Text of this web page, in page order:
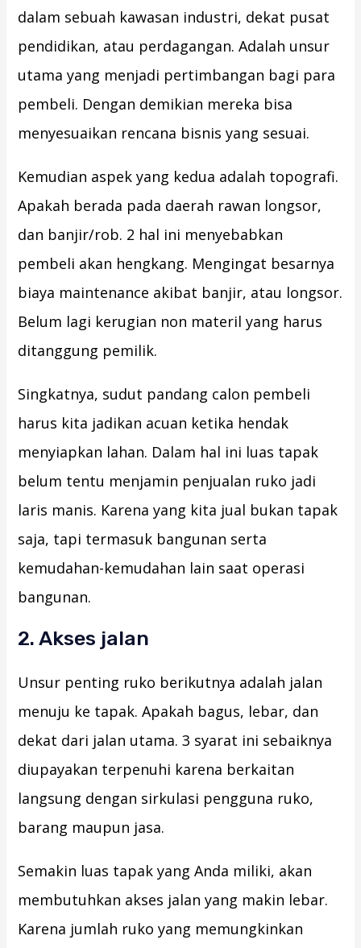
dalam sebuah kawasan industri, dekat pusat
pendidikan, atau perdagangan. Adalah unsur
utama yang menjadi pertimbangan bagi para
pembeli. Dengan demikian mereka bisa
menyesuaikan rencana bisnis yang sesuai.
Kemudian aspek yang kedua adalah topografi.
Apakah berada pada daerah rawan longsor,
dan banjir/rob. 2 hal ini menyebabkan
pembeli akan hengkang. Mengingat besarnya
biaya maintenance akibat banjir, atau longsor.
Belum lagi kerugian non materil yang harus
ditanggung pemilik.
Singkatnya, sudut pandang calon pembeli
harus kita jadikan acuan ketika hendak
menyiapkan lahan. Dalam hal ini luas tapak
belum tentu menjamin penjualan ruko jadi
laris manis. Karena yang kita jual bukan tapak
saja, tapi termasuk bangunan serta
kemudahan-kemudahan lain saat operasi
bangunan.
2. Akses jalan
Unsur penting ruko berikutnya adalah jalan
menuju ke tapak. Apakah bagus, lebar, dan
dekat dari jalan utama. 3 syarat ini sebaiknya
diupayakan terpenuhi karena berkaitan
langsung dengan sirkulasi pengguna ruko,
barang maupun jasa.
Semakin luas tapak yang Anda miliki, akan
membutuhkan akses jalan yang makin lebar.
Karena jumlah ruko yang memungkinkan